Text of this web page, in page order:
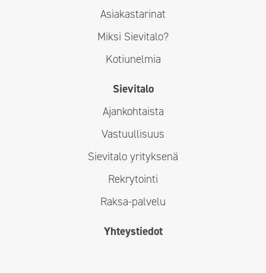
Asiakastarinat
Miksi Sievitalo?
Kotiunelmia
Sievitalo
Ajankohtaista
Vastuullisuus
Sievitalo yrityksenä
Rekrytointi
Raksa-palvelu
Yhteystiedot